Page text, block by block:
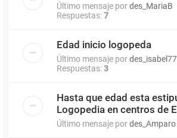
Último mensaje pordes_MariaB
Respuestas:7
Edad inicio logopeda
Último mensaje pordes_isabel77
Respuestas:3
Hasta que edad esta
Logopedia en centros de
Último mensaje por